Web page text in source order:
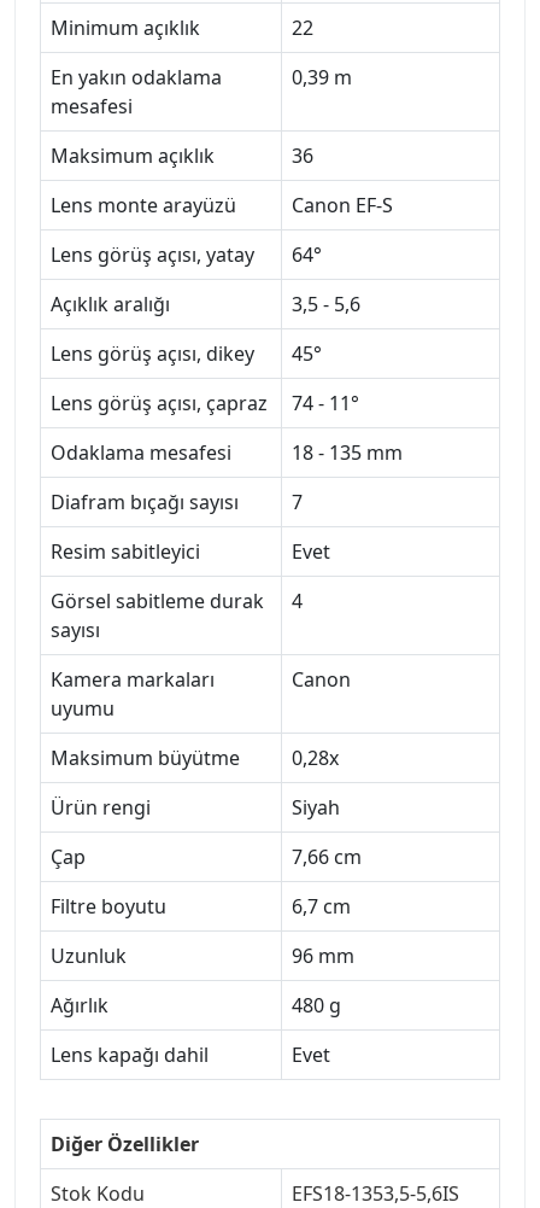
Minimum açıklık
22
En yakın odaklama
mesafesi
0,39 m
Maksimum açıklık
36
Lens monte arayüzü
Canon EF-S
Lens görüş açısı, yatay
64°
Açıklık aralığı
3,5 - 5,6
Lens görüş açısı, dikey
45°
Lens görüş açısı, çapraz
74 - 11°
Odaklama mesafesi
18 - 135 mm
Diafram bıçağı sayısı
7
Resim sabitleyici
Evet
Görsel sabitleme durak
sayısı
4
Kamera markaları
uyumu
Canon
Maksimum büyütme
0,28x
Ürün rengi
Siyah
Çap
7,66 cm
Filtre boyutu
6,7 cm
Uzunluk
96 mm
Ağırlık
480 g
Lens kapağı dahil
Evet
Diğer Özellikler
Stok Kodu
EFS18-1353,5-5,6IS